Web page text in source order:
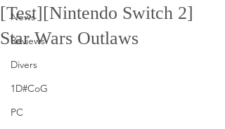
News
Reviews
Divers
1D#CoG
PC
[Test][Nintendo Switch 2]
Star Wars Outlaws